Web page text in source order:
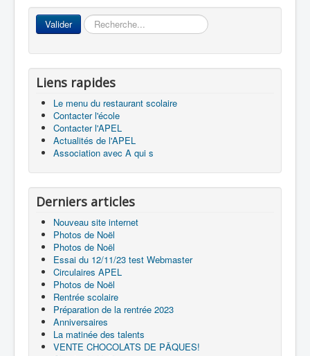
Valider Rechercher
Liens rapides
Le menu du restaurant scolaire
Contacter l'école
Contacter l'APEL
Actualités de l'APEL
Association avec A qui s
Derniers articles
Nouveau site internet
Photos de Noël
Photos de Noël
Essai du 12/11/23 test Webmaster
Circulaires APEL
Photos de Noël
Rentrée scolaire
Préparation de la rentrée 2023
Anniversaires
La matinée des talents
VENTE CHOCOLATS DE PÂQUES!